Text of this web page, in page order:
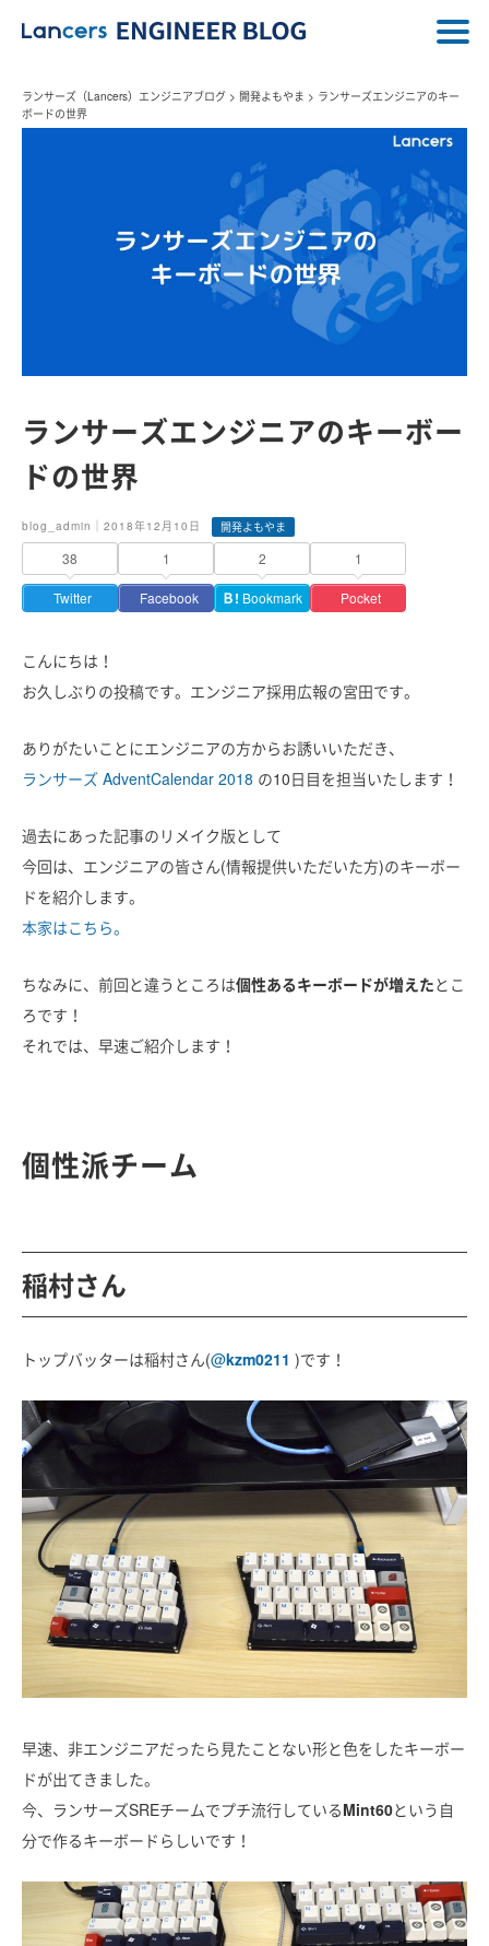
ランサーズ（Lancers）エンジニアブログ > 開発よもやま > ランサーズエンジニアのキー
ボードの世界
ランサーズエンジニアのキーボー
ドの世界
blog_admin｜2018年12月10日 開発よもやま
38
Twitter
1
Facebook
2
Ｂ! Bookmark
1
Pocket
こんにちは！
お久しぶりの投稿です。エンジニア採用広報の宮田です。
ありがたいことにエンジニアの方からお誘いいただき、
ランサーズ AdventCalendar 2018 の10日目を担当いたします！
過去にあった記事のリメイク版として
今回は、エンジニアの皆さん(情報提供いただいた方)のキーボー
ドを紹介します。
本家はこちら。
ちなみに、前回と違うところは個性あるキーボードが増えたとこ
ろです！
それでは、早速ご紹介します！
個性派チーム
稲村さん
トップバッターは稲村さん(@kzm0211 )です！
早速、非エンジニアだったら見たことない形と色をしたキーボー
ドが出てきました。
今、ランサーズSREチームでプチ流行しているMint60という自
分で作るキーボードらしいです！